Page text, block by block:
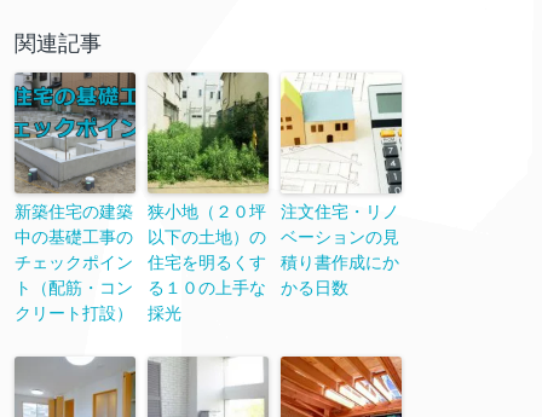
関連記事
新築住宅の建築
中の基礎工事の
チェックポイン
ト（配筋・コン
クリート打設）
狭小地（２０坪
以下の土地）の
住宅を明るくす
る１０の上手な
採光
注文住宅・リノ
ベーションの見
積り書作成にか
かる日数